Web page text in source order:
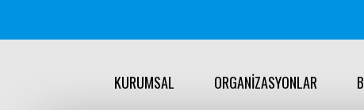
KURUMSAL ORGANİZASYONLAR